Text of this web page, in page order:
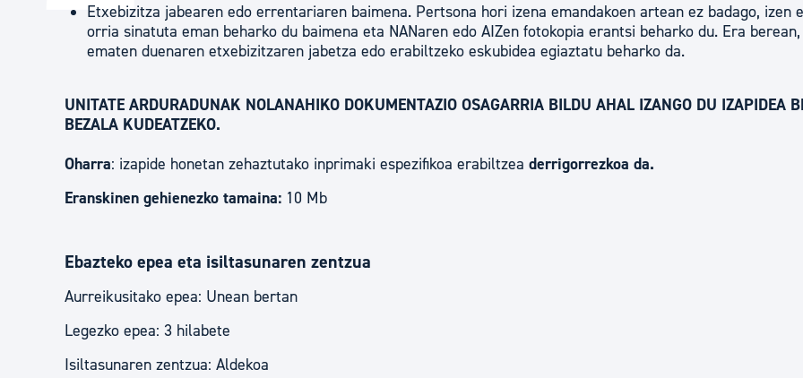
Etxebizitza jabearen edo errentariaren baimena. Pertsona hori izena emandakoen artean ez badago, izen
orria sinatuta eman beharko du baimena eta NANaren edo AIZen fotokopia erantsi beharko du. Era
ematen duenaren etxebizitzaren jabetza edo erabiltzeko eskubidea egiaztatu beharko da.
UNITATE ARDURADUNAK NOLANAHIKO DOKUMENTAZIO OSAGARRIA BILDU AHAL IZANGO DU IZAPIDEA
BEZALA KUDEATZEKO.
Oharra: izapide honetan zehaztutako inprimaki espezifikoa erabiltzea derrigorrezkoa da.
Eranskinen gehienezko tamaina: 10 Mb
Ebazteko epea eta isiltasunaren zentzua
Aurreikusitako epea: Unean bertan
Legezko epea: 3 hilabete
Isiltasunaren zentzua: Aldekoa